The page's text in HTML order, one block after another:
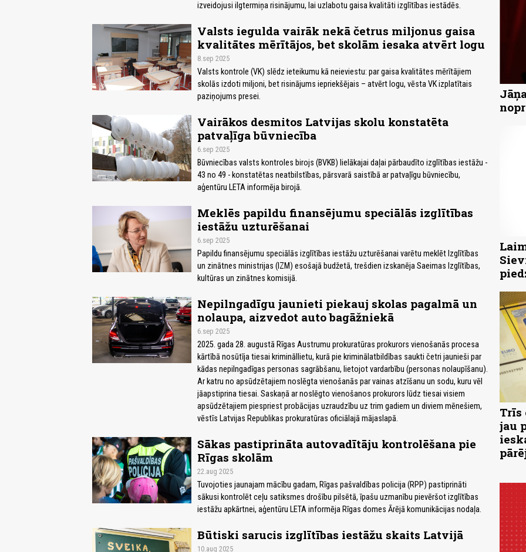
izveidojusi ilgtermiņa risinājumu, lai uzlabotu gaisa kvalitāti izglītības iestādēs.
Valsts iegulda vairāk nekā četrus miljonus gaisa
kvalitātes mērītājos, bet skolām iesaka atvērt logu
8.sep 2025
Valsts kontrole (VK) slēdz ieteikumu kā neieviestu: par gaisa kvalitātes mērītājiem
skolās izdoti miljoni, bet risinājums iepriekšējais – atvērt logu, vēsta VK izplatītais
paziņojums presei.
Vairākos desmitos Latvijas skolu konstatēta
patvaļīga būvniecība
6.sep 2025
Būvniecības valsts kontroles birojs (BVKB) lielākajai daļai pārbaudīto izglītības iestāžu -
43 no 49 - konstatētas neatbilstības, pārsvarā saistībā ar patvaļīgu būvniecību,
aģentūru LETA informēja birojā.
Meklēs papildu finansējumu speciālās izglītības
iestāžu uzturēšanai
6.sep 2025
Papildu finansējumu speciālās izglītības iestāžu uzturēšanai varētu meklēt Izglītības
un zinātnes ministrijas (IZM) esošajā budžetā, trešdien izskanēja Saeimas Izglītības,
kultūras un zinātnes komisijā.
Nepilngadīgu jaunieti piekauj skolas pagalmā un
nolaupa, aizvedot auto bagāžniekā
6.sep 2025
2025. gada 28. augustā Rīgas Austrumu prokuratūras prokurors vienošanās procesa
kārtībā nosūtīja tiesai krimināllietu, kurā pie kriminālatbildības saukti četri jaunieši par
kādas nepilngadīgas personas sagrābšanu, lietojot vardarbību (personas nolaupīšanu).
Ar katru no apsūdzētajiem noslēgta vienošanās par vainas atzīšanu un sodu, kuru vēl
jāapstiprina tiesai. Saskaņā ar noslēgto vienošanos prokurors lūdz tiesai visiem
apsūdzētajiem piespriest probācijas uzraudzību uz trim gadiem un diviem mēnešiem,
vēstīs Latvijas Republikas prokuratūras oficiālajā mājaslapā.
Sākas pastiprināta autovadītāju kontrolēšana pie
Rīgas skolām
22.aug 2025
Tuvojoties jaunajam mācību gadam, Rīgas pašvaldības policija (RPP) pastiprināti
sākusi kontrolēt ceļu satiksmes drošību pilsētā, īpašu uzmanību pievēršot izglītības
iestāžu apkārtnei, aģentūru LETA informēja Rīgas domes Ārējā komunikācijas nodaļa.
Būtiski sarucis izglītības iestāžu skaits Latvijā
10.aug 2025
Trīs
jau